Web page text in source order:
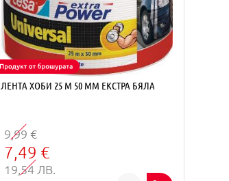
ЛЕНТА ХОБИ 25 M 50 MM ЕКСТРА БЯЛА
9,99 €
7,49 €
19,54 ЛВ.